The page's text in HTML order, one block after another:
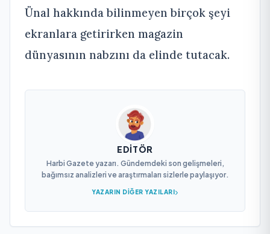
Ünal hakkında bilinmeyen birçok şeyi
ekranlara getirirken magazin
dünyasının nabzını da elinde tutacak.
EDITÖR
Harbi Gazete yazarı. Gündemdeki son gelişmeleri,
bağımsız analizleri ve araştırmaları sizlerle paylaşıyor.
YAZARIN DIĞER YAZILARI